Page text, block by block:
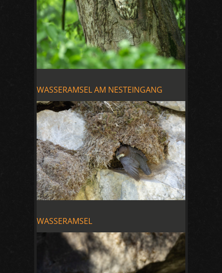
WASSERAMSEL AM NESTEINGANG
WASSERAMSEL